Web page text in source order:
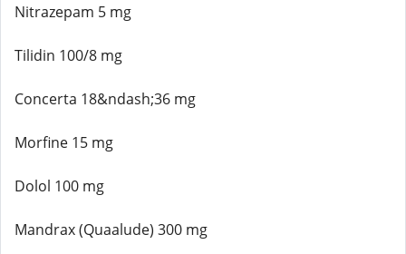
Nitrazepam 5 mg
Tilidin 100/8 mg
Concerta 18&ndash;36 mg
Morfine 15 mg
Dolol 100 mg
Mandrax (Quaalude) 300 mg